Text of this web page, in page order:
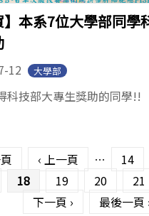
】本系7位大學部同學
12 大學部
科技部大專生獎助的同學!!
‹ 上一頁 … 14
18 19 20 21
下一頁 ›
最後一頁